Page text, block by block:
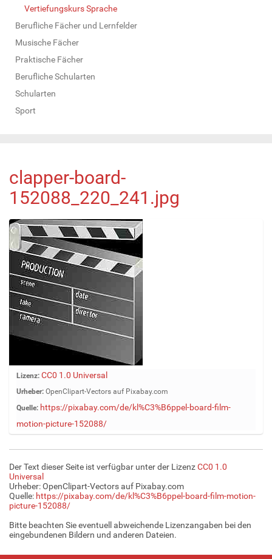
Vertiefungskurs Sprache
Berufliche Fächer und Lernfelder
Musische Fächer
Praktische Fächer
Berufliche Schularten
Schularten
Sport
clapper-board-
152088_220_241.jpg
Z
e
g
e
B
i
d
i
n
v
l
e
Lizenz: CC0 1.0 Universal
Urheber: OpenClipart-Vectors auf Pixabay.com
Quelle: https://pixabay.com/de/kl%C3%B6ppel-board-film-
motion-picture-152088/
Der Text dieser Seite ist verfügbar unter der LizenzCC0 1.0
Universal
Urheber: OpenClipart-Vectors auf Pixabay.com
Quelle: https://pixabay.com/de/kl%C3%B6ppel-board-film-motion-
picture-152088/
Bitte beachten Sie eventuell abweichende Lizenzangaben bei den
eingebundenen Bildern und anderen Dateien.